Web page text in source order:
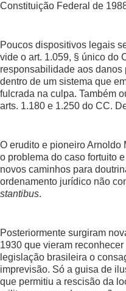
Constituição Federal de
Poucos dispositivos legais
vide o art. 1.059, § único do
responsabilidade aos danos
dentro de um sistema que
fulcrada na culpa. Também
arts. 1.180 e 1.250 do CC.
O erudito e pioneiro Arnoldo
o problema do caso fortuito
novos caminhos para
ordenamento jurídico não
stantibus.
Posteriormente surgiram
1930 que vieram
legislação brasileira o
imprevisão. Só a guisa de
que permitiu a rescisão da